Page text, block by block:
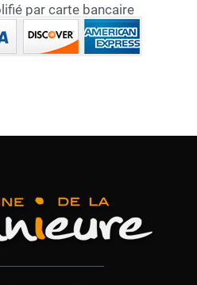
par carte bancaire